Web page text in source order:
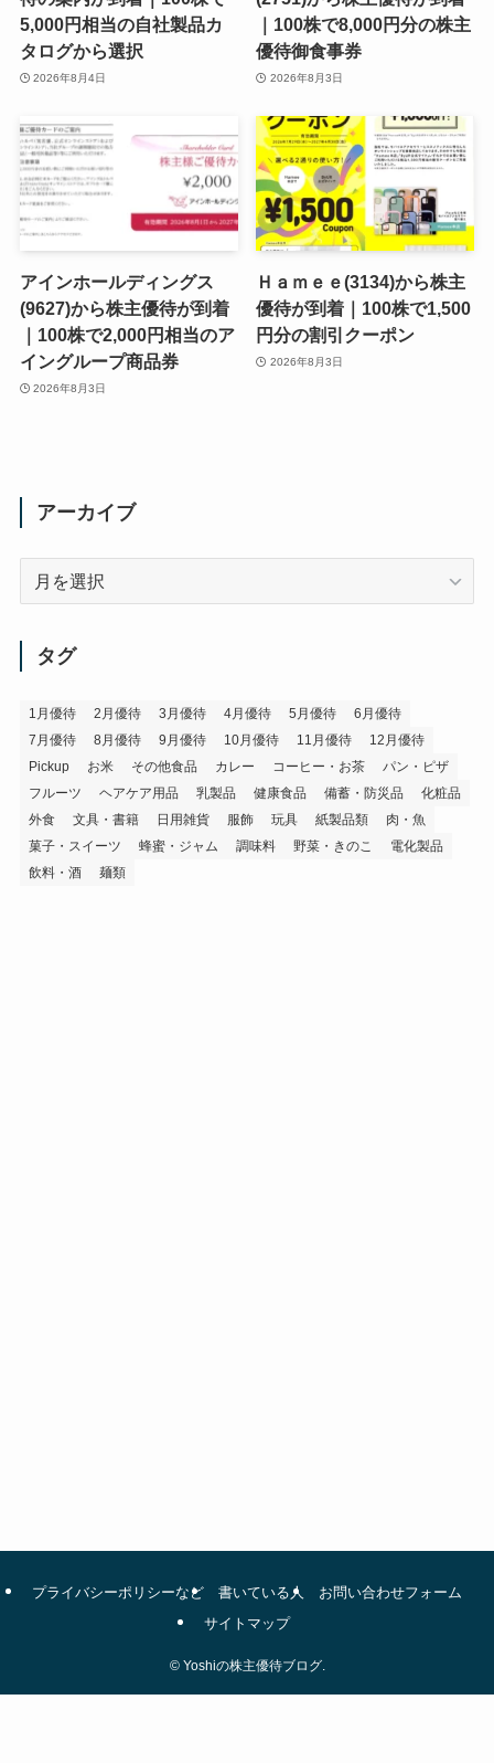
5,000円相当の自社製品カ
タログから選択
2026年8月4日
｜100株で8,000円分の株主
優待御食事券
2026年8月3日
アインホールディングス
(9627)から株主優待が到着
｜100株で2,000円相当のア
イングループ商品券
2026年8月3日
Ｈａｍｅｅ(3134)から株主
優待が到着｜100株で1,500
円分の割引クーポン
2026年8月3日
アーカイブ
タグ
1月優待 2月優待 3月優待 4月優待 5月優待
6月優待
7月優待
8月優待 9月優待 10月優待 11月優待
12月優待
Pickup
お米 その他食品 カレー コーヒー・お茶
パン・ピザ
フルーツ
ヘアケア用品 乳製品 健康食品 備蓄・防災品
化粧品
外食
文具・書籍 日用雑貨 服飾 玩具 紙製品類
肉・魚
菓子・スイーツ
蜂蜜・ジャム 調味料 野菜・きのこ
電化製品
飲料・酒
麺類
プライバシーポリシーなど 書いている人
お問い合わせフォーム
サイトマップ
©Yoshiの株主優待ブログ.